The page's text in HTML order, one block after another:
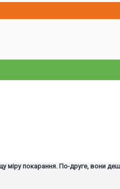
покарання. По-друге, вони